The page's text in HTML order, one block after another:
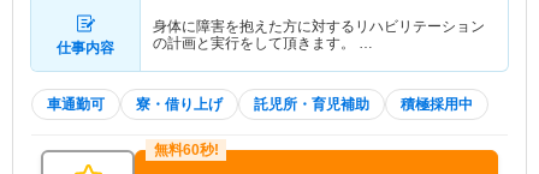
仕事内容
身体に障害を抱えた方に対するリハビリテーション
車通勤可 寮・借り上げ 託児所・育児補助 積極採用中